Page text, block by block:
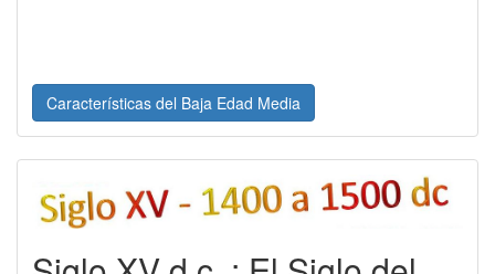
Características del Baja Edad Media